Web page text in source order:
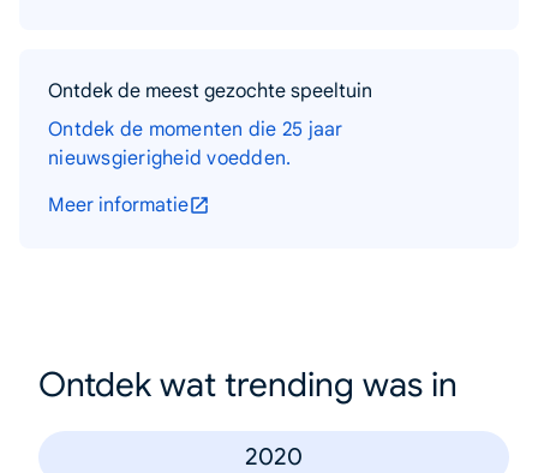
Ontdek de meest gezochte speeltuin
Ontdek de momenten die 25 jaar
nieuwsgierigheid voedden.
Meer informatie
Ontdek wat trending was in
2020